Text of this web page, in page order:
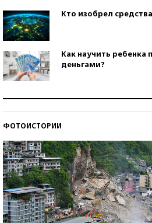
Кто изобрел
Как научить ребенка
деньгами?
ФОТОИСТОРИИ